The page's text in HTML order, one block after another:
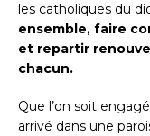
les catholiques du
ensemble, faire
et repartir
chacun.
Que l’on soit
arrivé dans une